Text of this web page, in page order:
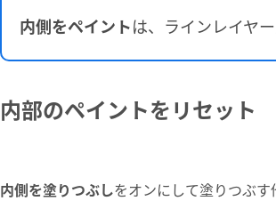
内側をペイントは、ラインレイヤ
内部のペイントをリセット
内側を塗りつぶしをオンにして塗りつぶす